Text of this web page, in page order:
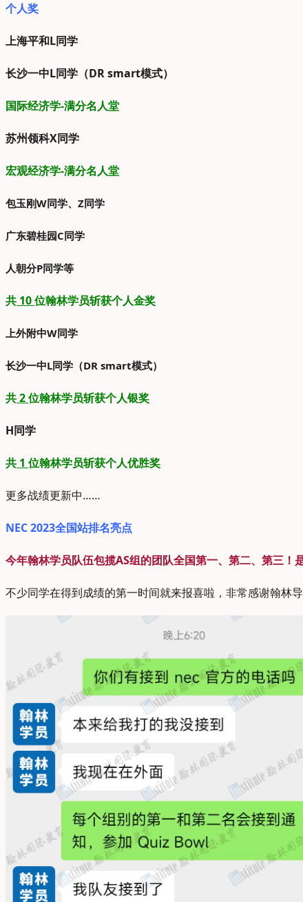
个人奖
上海平和L同学
长沙一中L同学（DR smart模式）
国际经济学-满分名人堂
苏州领科X同学
宏观经济学-满分名人堂
包玉刚W同学、Z同学
广东碧桂园C同学
人朝分P同学等
共 10位翰林学员斩获个人金奖
上外附中W同学
长沙一中L同学（DR smart模式）
共2位翰林学员斩获个人银奖
H同学
共 1 位翰林学员斩获个人优胜奖
更多战绩更新中……
NEC2023全国站排名亮点
今年翰林学员队伍包揽AS组的团队全国第一、第二、第三！
不少同学在得到成绩的第一时间就来报喜啦，非常感谢翰林